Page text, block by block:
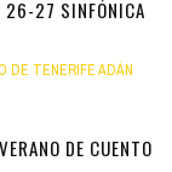
26-27 SINFÓNICA
DE TENERIFE ADÁN
DE CUENTO